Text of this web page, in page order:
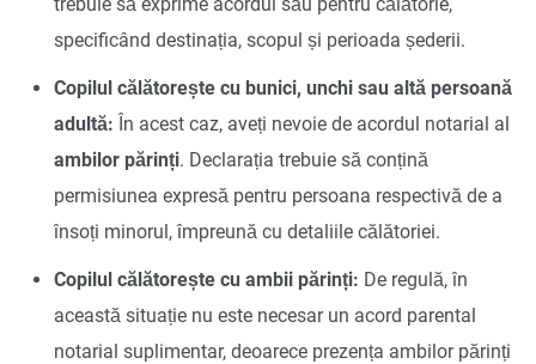
specificând destinația, scopul și perioada șederii.
Copilul călătorește cu bunici, unchi sau altă persoană
adultă: În acest caz, aveți nevoie de acordul notarial al
ambilor părinți. Declarația trebuie să conțină
permisiunea expresă pentru persoana respectivă de a
însoți minorul, împreună cu detaliile călătoriei.
Copilul călătorește cu ambii părinți: De regulă, în
această situație nu este necesar un acord parental
notarial suplimentar, deoarece prezența ambilor părinți